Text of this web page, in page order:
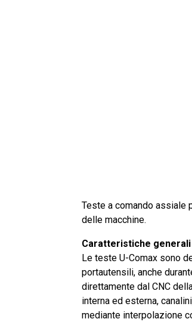
Teste a comando assiale
delle macchine.
Caratteristiche generali
Le teste U-Comax sono
portautensili, anche
direttamente dal CNC
interna ed esterna,
mediante interpolazione